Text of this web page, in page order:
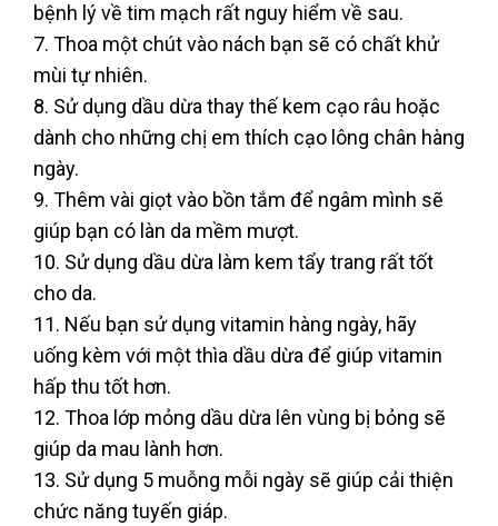
bệnh lý về tim mạch rất nguy hiểm về sau.
7. Thoa một chút vào nách bạn sẽ có chất khử
mùi tự nhiên.
8. Sử dụng dầu dừa thay thế kem cạo râu hoặc
dành cho những chị em thích cạo lông chân hàng
ngày.
9. Thêm vài giọt vào bồn tắm để ngâm mình sẽ
giúp bạn có làn da mềm mượt.
10. Sử dụng dầu dừa làm kem tẩy trang rất tốt
cho da.
11. Nếu bạn sử dụng vitamin hàng ngày, hãy
uống kèm với một thìa dầu dừa để giúp vitamin
hấp thu tốt hơn.
12. Thoa lớp mỏng dầu dừa lên vùng bị bỏng sẽ
giúp da mau lành hơn.
13. Sử dụng 5 muỗng mỗi ngày sẽ giúp cải thiện
chức năng tuyến giáp.